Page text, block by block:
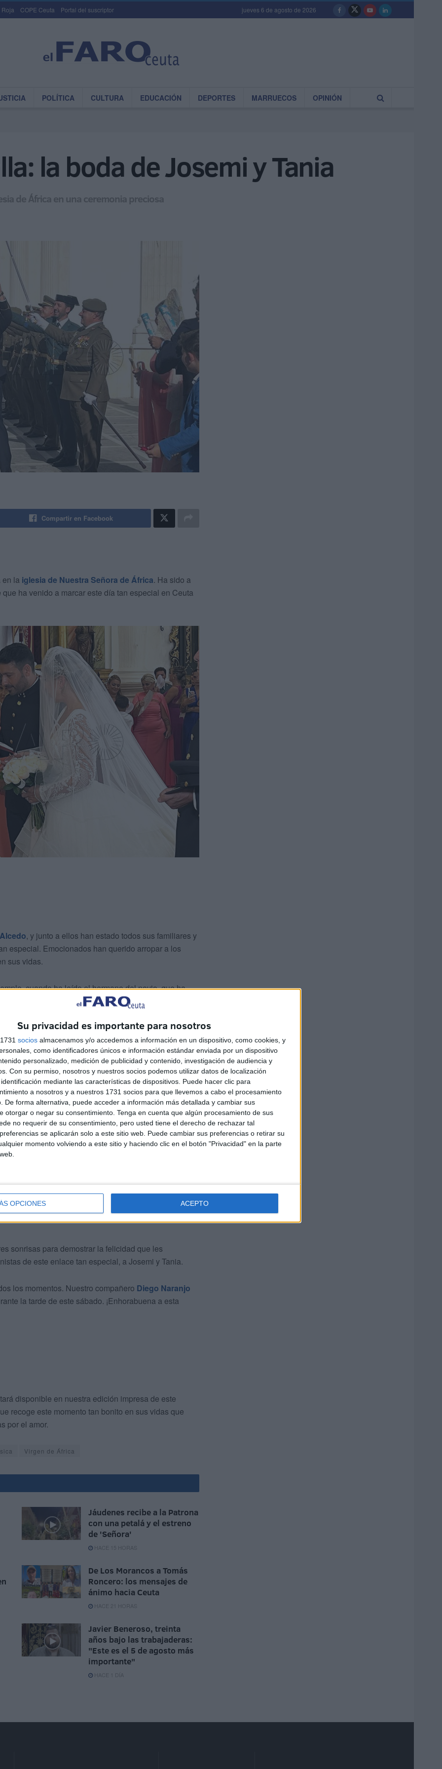
Su privacidad es importante para nosotros
socios almacenamos y/o accedemos a información en un dispositivo, como cookies, y
como identificadores únicos e información estándar enviada por un dispositivo
personalizado, medición de publicidad y contenido, investigación de audiencia y
Con su permiso, nosotros y nuestros socios podemos utilizar datos de localización
mediante las características de dispositivos. Puede hacer clic para
a nosotros y a nuestros 1731 socios para que llevemos a cabo el procesamiento
De forma alternativa, puede acceder a información más detallada y cambiar sus
otorgar o negar su consentimiento. Tenga en cuenta que algún procesamiento de sus
no requerir de su consentimiento, pero usted tiene el derecho de rechazar tal
se aplicarán solo a este sitio web. Puede cambiar sus preferencias o retirar su
momento volviendo a este sitio y haciendo clic en el botón "Privacidad" en la parte
OPCIONES ACEPTO
Roja COPE Ceuta Portal del suscriptor jueves 6 de agosto de 2026
POLÍTICA CULTURA EDUCACIÓN DEPORTES MARRUECOS OPINIÓN
la boda de Josemi y Tania
de África en una ceremonia preciosa
Compartir en Facebook
en la iglesia de Nuestra Señora de África. Ha sido a
ha venido a marcar este día tan especial en Ceuta
, y junto a ellos han estado todos sus familiares y
especial. Emocionados han querido arropar a los
sus vidas.
cuando ha leído el hermano del novio, que ha
pequeños y que jamás olvidarán.
quien cautivó a todos los ceutíes consu
convertido en uno de los reconocidos en nuestra
caballa de la ciudad autónoma no podían estar
que sirven para el recuerdo de una jornada tan
sonrisas para demostrar la felicidad que les
de este enlace tan especial, a Josemi y Tania.
los momentos. Nuestro compañero Diego Naranjo
la tarde de este sábado. ¡Enhorabuena a esta
disponible en nuestra edición impresa de este
recoge este momento tan bonito en sus vidas que
por el amor.
Virgen de África
Jáudenes recibe a la Patrona
con una petalá y el estreno
de 'Señora'
HACE 15 HORAS
De Los Morancos a Tomás
Roncero: los mensajes de
ánimo hacia Ceuta
HACE 21 HORAS
Javier Beneroso, treinta
años bajo las trabajaderas:
"Este es el 5 de agosto más
importante"
HACE 1 DÍA